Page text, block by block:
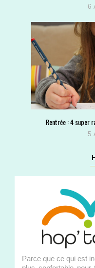
6
Rentrée : 4 super
5
Parce que ce qui est